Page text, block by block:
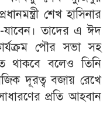
শেখ হাসিনার
যাবেন। তাদের এ ঈদ
পৌর সভা সহ
থাকবে বলেও তিনি
দূরত্ব বজায় রেখে
প্রতি আহবান